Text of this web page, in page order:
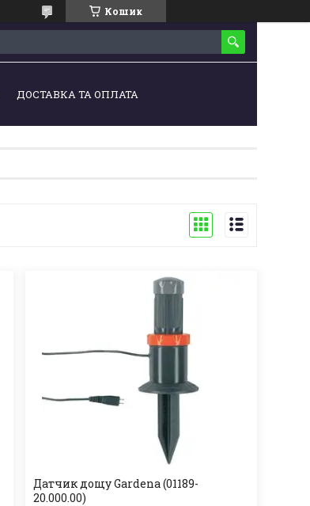
Кошик
ДОСТАВКА ТА ОПЛАТА
Датчик дощу Gardena (01189-
20.000.00)